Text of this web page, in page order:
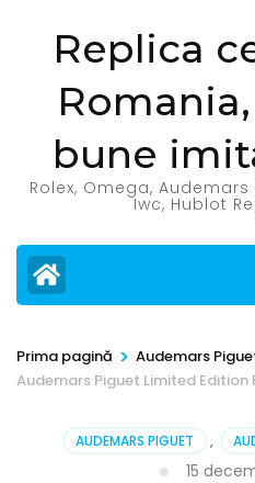
Replica
bune
Rolex, Omega,
Iwc, Hublot
Prima pagină > Audemars
Audemars Piguet Limited Edition
AUDEMARS PIGUET ,
15